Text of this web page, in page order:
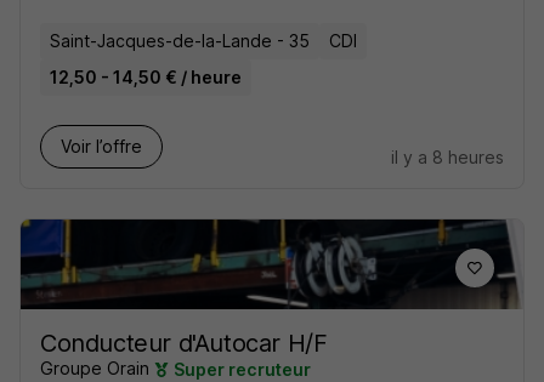
Saint-Jacques-de-la-Lande - 35
CDI
12,50 - 14,50 € / heure
Voir l’offre
il y a 8 heures
Conducteur d'Autocar H/F
Groupe Orain Super recruteur